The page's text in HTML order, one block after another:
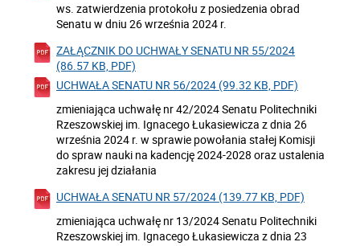
ws. zatwierdzenia protokołu z posiedzenia obrad
Senatu w dniu 26 września 2024 r.
ZAŁĄCZNIK DO UCHWAŁY SENATU NR 55/2024
(86.57 KB, PDF)
UCHWAŁA SENATU NR 56/2024 (99.32 KB, PDF)
zmieniająca uchwałę nr 42/2024 Senatu Politechniki
Rzeszowskiej im. Ignacego Łukasiewicza z dnia 26
września 2024 r. w sprawie powołania stałej Komisji
do spraw nauki na kadencję 2024-2028 oraz ustalenia
zakresu jej działania
UCHWAŁA SENATU NR 57/2024 (139.77 KB, PDF)
zmieniająca uchwałę nr 13/2024 Senatu Politechniki
Rzeszowskiej im. Ignacego Łukasiewicza z dnia 23